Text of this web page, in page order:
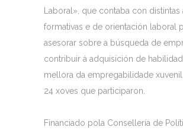
Laboral», que contaba con distintas
formativas e de orientación laboral
asesorar sobre a búsqueda de
contribuir á adquisición de
mellora da empregabilidade
24 xoves que participaron.
Financiado pola Consellería de